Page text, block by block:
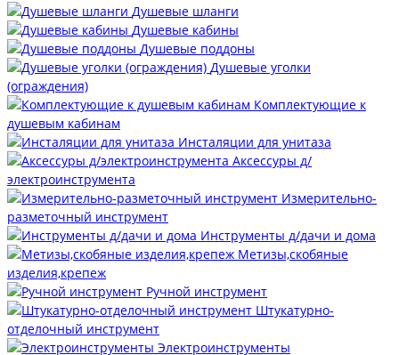
Душевые шланги
Душевые кабины
Душевые поддоны
Душевые уголки
(ограждения)
Комплектующие к
душевым кабинам
Инсталяции для унитаза
Аксессуры д/
электроинструмента
Измерительно-
разметочный инструмент
Инструменты д/дачи и дома
Метизы,скобяные
изделия,крепеж
Ручной инструмент
Штукатурно-
отделочный инструмент
Электроинструменты